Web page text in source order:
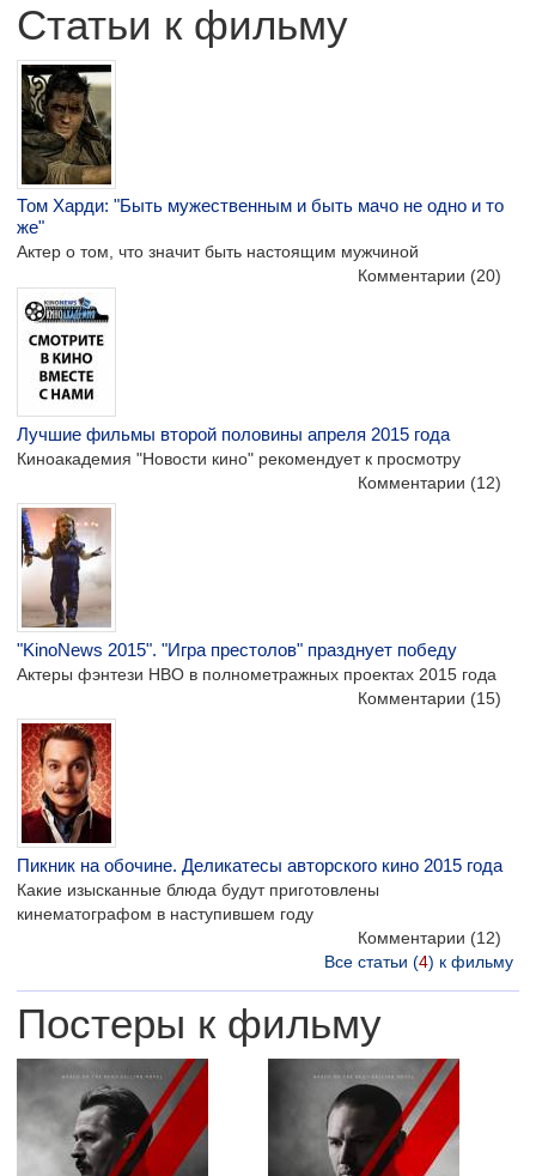
Статьи к фильму
Том Харди: "Быть мужественным и быть мачо не одно и то
же"
Актер о том, что значит быть настоящим мужчиной
Комментарии (20)
Лучшие фильмы второй половины апреля 2015 года
Киноакадемия "Новости кино" рекомендует к просмотру
Комментарии (12)
"KinoNews 2015". "Игра престолов" празднует победу
Актеры фэнтези HBO в полнометражных проектах 2015 года
Комментарии (15)
Пикник на обочине. Деликатесы авторского кино 2015 года
Какие изысканные блюда будут приготовлены
кинематографом в наступившем году
Комментарии (12)
Все статьи (4) к фильму
Постеры к фильму